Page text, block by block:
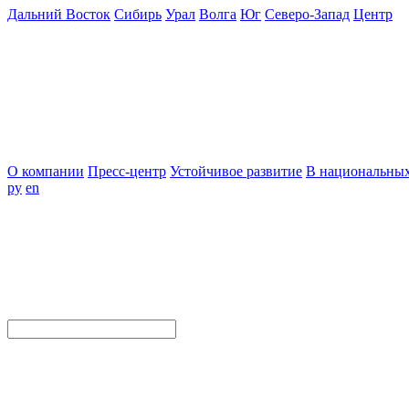
Дальний Восток Сибирь Урал Волга Юг Северо-Запад Центр
О компании Пресс-центр Устойчивое развитие В
ру en